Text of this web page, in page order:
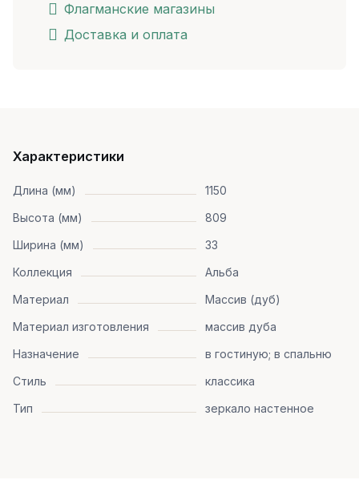
Флагманские магазины
Доставка и оплата
Характеристики
Длина (мм)
1150
Высота (мм)
809
Ширина (мм)
33
Коллекция
Альба
Материал
Массив (дуб)
Материал изготовления
массив дуба
Назначение
в гостиную; в спальню
Стиль
классика
Тип
зеркало настенное